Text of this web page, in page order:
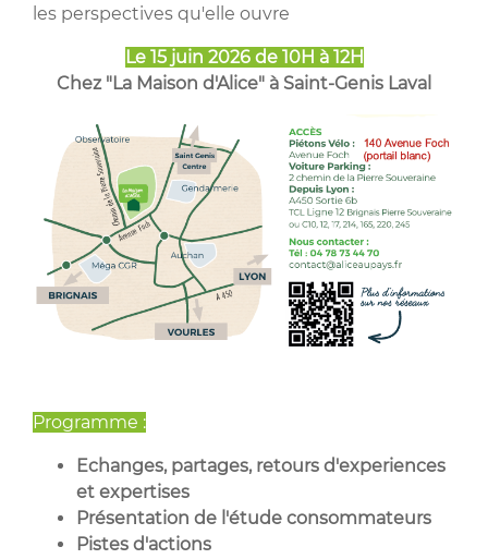
les perspectives qu'elle ouvre
Le 15 juin 2026 de 10H à 12H
Chez "La Maison d'Alice" à Saint-Genis Laval
Programme :
Echanges, partages, retours d'experiences
et expertises
Présentation de l'étude consommateurs
Pistes d'actions